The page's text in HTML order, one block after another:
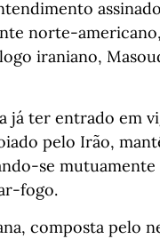
norte-
iraniano,
já ter entrado em
pelo Irão,
se mutuamente
fogo.
composta pelo